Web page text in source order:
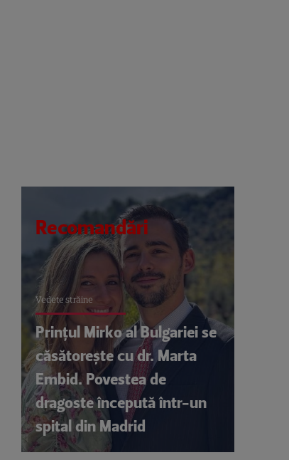
Recomandări
Vedete străine
Prințul Mirko al Bulgariei se
căsătorește cu dr. Marta
Embid. Povestea de
dragoste începută într-un
spital din Madrid